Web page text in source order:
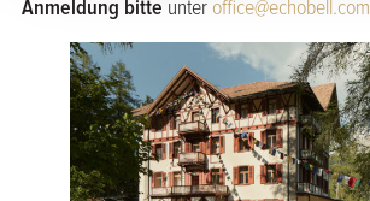
Anmeldung bitte unter office@echobell.com